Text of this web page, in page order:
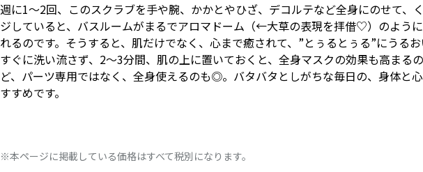
週に1〜2回、このスクラブを手や腕、かかとやひざ、デコルテなど全身にのせて、
ジしていると、バスルームがまるでアロマドーム（←大草の表現を拝借♡）のよう
れるのです。そうすると、肌だけでなく、心まで癒されて、”とぅるとぅる”にうるお
すぐに洗い流さず、2〜3分間、肌の上に置いておくと、全身マスクの効果も高まる
ど、パーツ専用ではなく、全身使えるのも◎。バタバタとしがちな毎日の、身体と
すすめです。
※本ページに掲載している価格はすべて税別になります。